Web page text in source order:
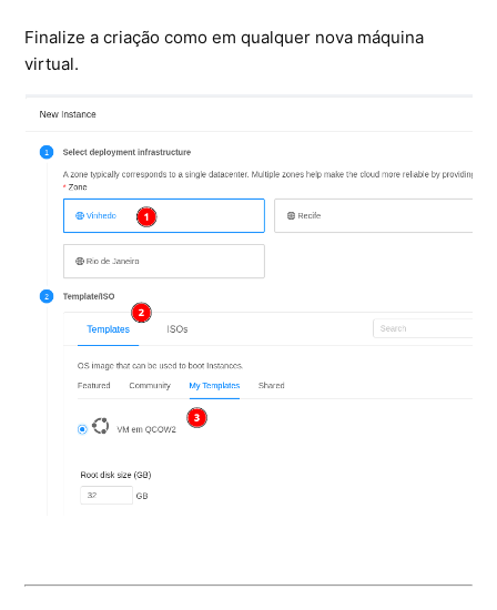
Finalize a criação como em qualquer nova máquina
virtual.